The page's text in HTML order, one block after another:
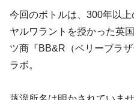
今回のボトルは、300年以
ヤルワラントを授かった英
ツ商『BB&R（ベリーブラ
ラボ。